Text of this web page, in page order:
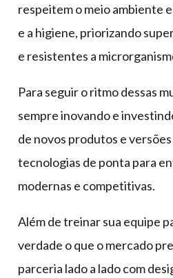
respeitem o meio ambiente
e a higiene, priorizando
e resistentes a
Para seguir o ritmo dessas
sempre inovando e
de novos produtos e
tecnologias de ponta para
modernas e competitivas.
Além de treinar sua equipe
verdade o que o mercado
parceria lado a lado com